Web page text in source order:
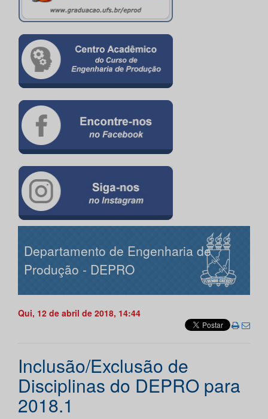
Departamento de Engenharia de
Produção - DEPRO
Qui, 12 de abril de 2018, 14:44
Inclusão/Exclusão de
Disciplinas do DEPRO para
2018.1